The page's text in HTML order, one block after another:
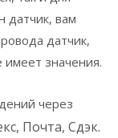
датчик, вам
датчик,
имеет значения.
через
Почта, Сдэк.